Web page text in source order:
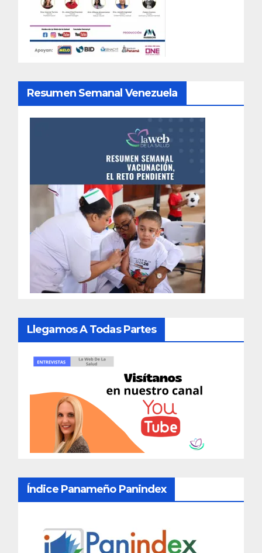
Resumen Semanal Venezuela
Llegamos A Todas Partes
Índice Panameño Panindex